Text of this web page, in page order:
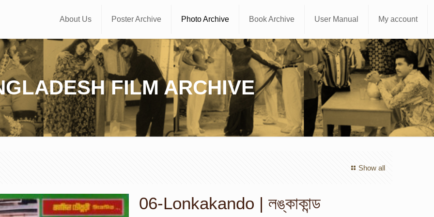
About Us Poster Archive Photo Archive Book Archive User Manual My account
FILM ARCHIVE
Show all
06-Lonkakando | লঙ্কাকান্ড